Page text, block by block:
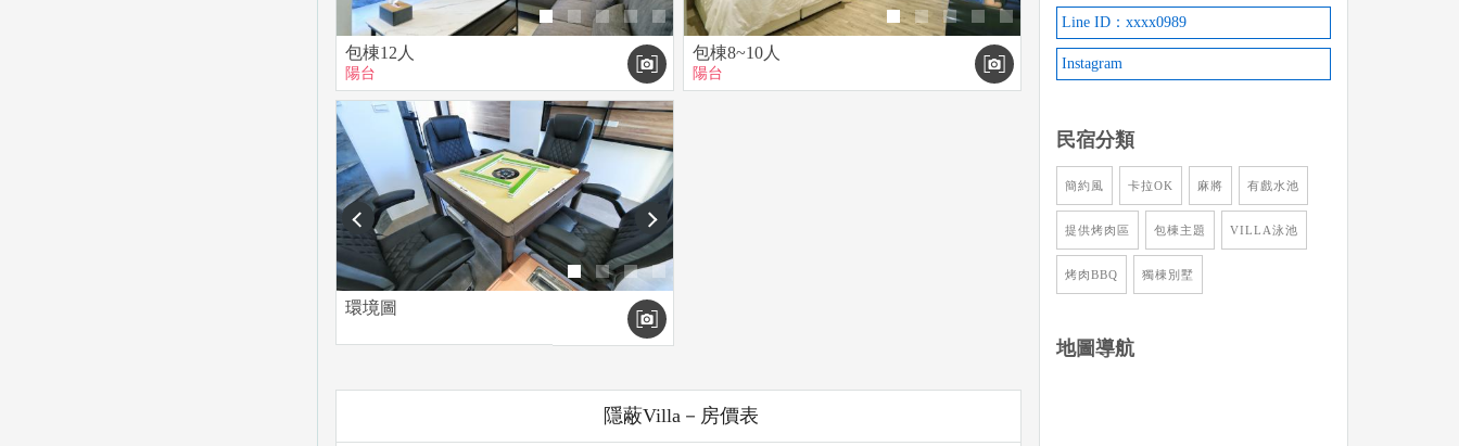
包棟12人
陽台
包棟8~10人
陽台
prev next
環境圖
隱蔽Villa－房價表
Line ID：xxxx0989
Instagram
民宿分類
簡約風 卡拉OK 麻將 有戲水池
提供烤肉區 包棟主題 VILLA泳池
烤肉BBQ 獨棟別墅
地圖導航